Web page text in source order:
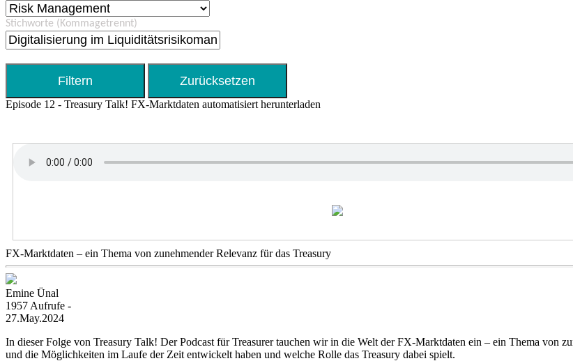
Stichworte (Kommagetrennt)
Episode 12 - Treasury Talk! FX-Marktdaten automatisiert herunterladen
FX-Marktdaten – ein Thema von zunehmender Relevanz für das Treasury
Emine Ünal
1957 Aufrufe -
27.May.2024
In dieser Folge von Treasury Talk! Der Podcast für Treasurer tauchen wir in die Welt der FX-Marktdaten ein – ein Thema von
und die Möglichkeiten im Laufe der Zeit entwickelt haben und welche Rolle das Treasury dabei spielt.